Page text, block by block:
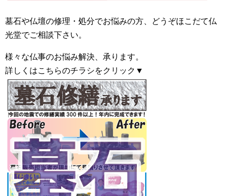
墓石や仏壇の修理・処分でお悩みの方、どうぞほこだて仏
光堂でご相談下さい。
様々な仏事のお悩み解決、承ります。
詳しくはこちらのチラシをクリック▼